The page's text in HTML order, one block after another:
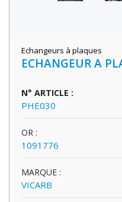
Echangeurs à plaques
ECHANGEUR A
N° ARTICLE :
PHE030
OR :
1091776
MARQUE :
VICARB